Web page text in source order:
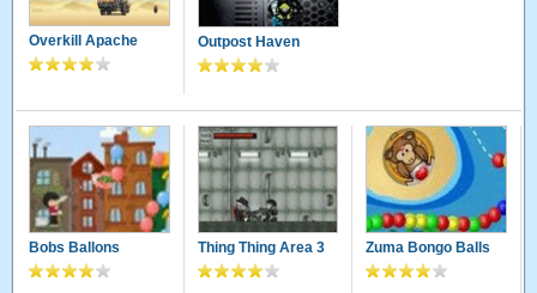
Overkill Apache Outpost Haven
Bobs Ballons Thing Thing Area 3 Zuma Bongo Balls